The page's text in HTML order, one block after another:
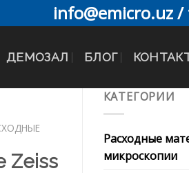
info@emicro.uz
ДЕМОЗАЛ БЛОГ
КАТЕГОРИИ
Расходные
микроскопии
Zeiss